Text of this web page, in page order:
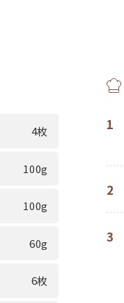
4枚
100g
100g
60g
6枚
1
2
3